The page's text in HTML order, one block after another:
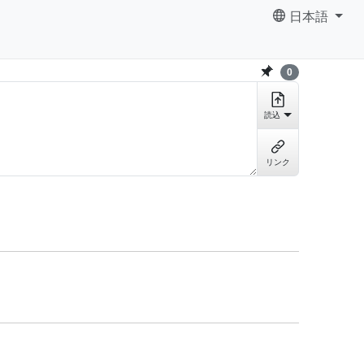
日本語
0
読込
リンク